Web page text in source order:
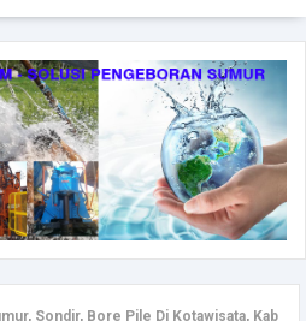
Sondir, Bore Pile Di Kotawisata, Kab